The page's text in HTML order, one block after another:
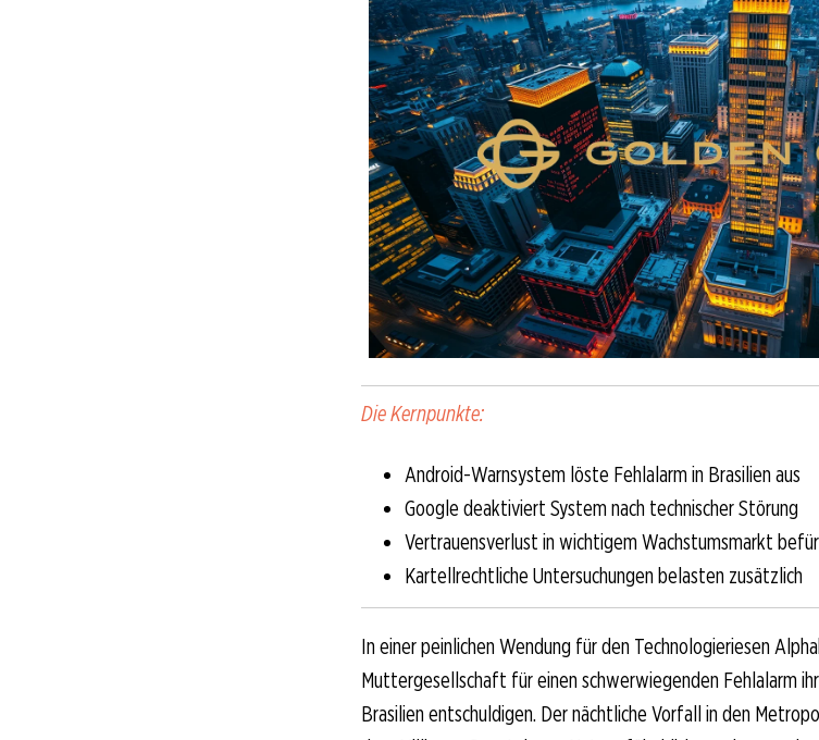
Die Kernpunkte:
Android-Warnsystem löste Fehlalarm in Brasilien aus
Google deaktiviert System nach technischer Störung
Vertrauensverlust in wichtigem Wachstumsmarkt
Kartellrechtliche Untersuchungen belasten zusätzlich
In einer peinlichen Wendung für den Technologieriesen
Muttergesellschaft für einen schwerwiegenden Fehlalarm
Brasilien entschuldigen. Der nächtliche Vorfall in den